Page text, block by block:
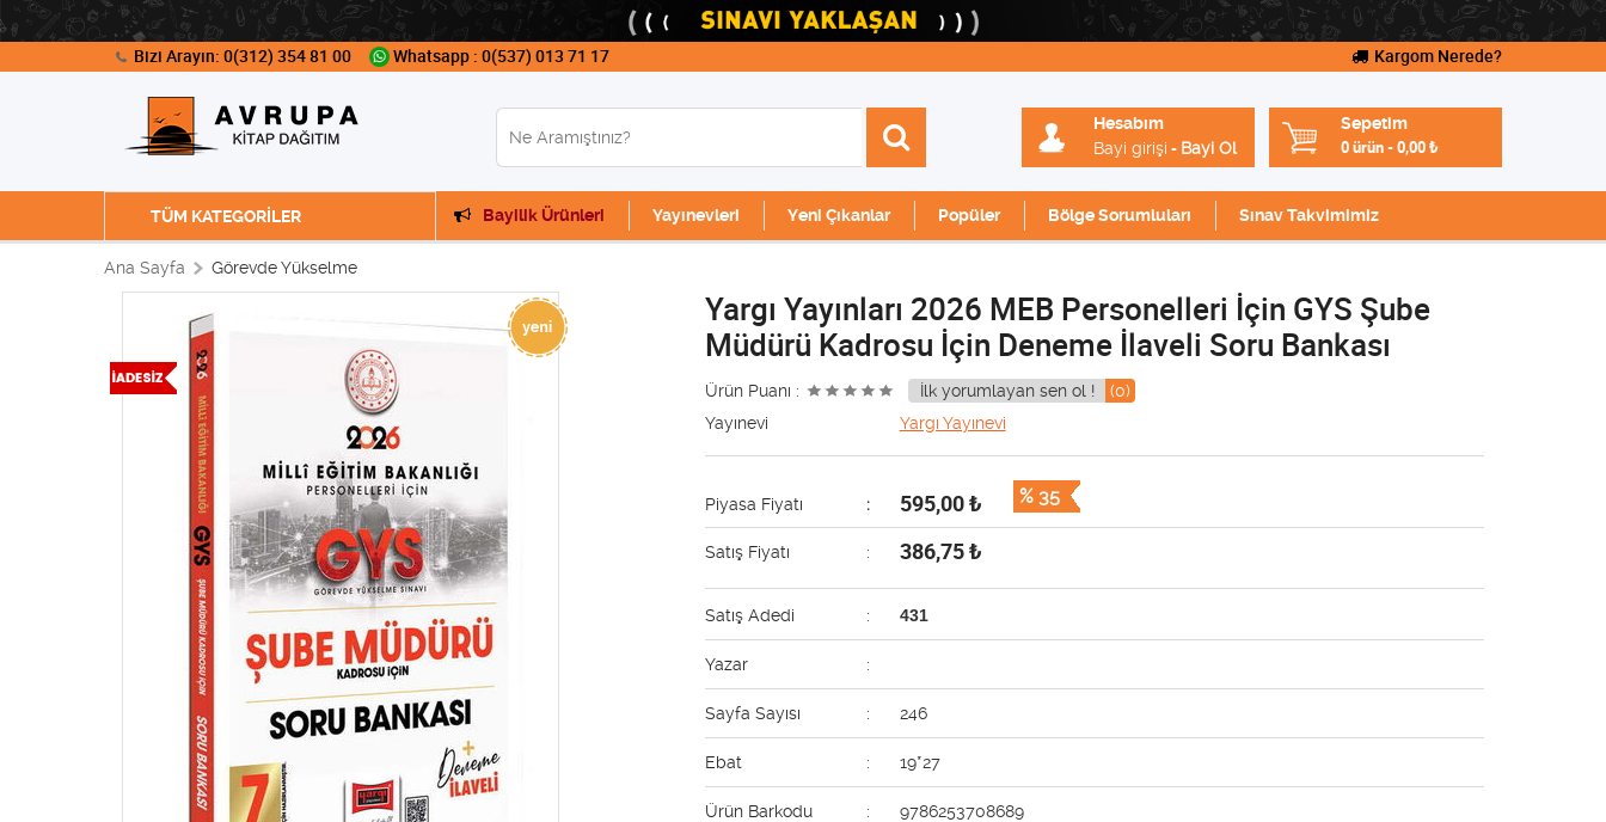
Bizi Arayın: 0(312) 354 81 00 Whatsapp : 0(537) 013 71 17 Kargom Nerede?
Sepetim
0 ürün - 0,00 ₺
Hesabım
Bayi girişi - Bayi Ol
TÜM KATEGORİLER Bayilik Ürünleri Yayınevleri Yeni Çıkanlar Popüler Bölge Sorumluları Sınav Takvimimiz
Ana Sayfa Görevde Yükselme
Yargı Yayınları 2026 MEB Personelleri İçin GYS Şube
Müdürü Kadrosu İçin Deneme İlaveli Soru Bankası
Ürün Puanı : İlk yorumlayan sen ol !
(0)
Yayınevi
Yargı Yayınevi
% 35
Piyasa Fiyatı : 595,00₺
Satış Fiyatı : 386,75₺
Satış Adedi : 431
Yazar :
Sayfa Sayısı : 246
Ebat : 19*27
Ürün Barkodu : 9786253708689